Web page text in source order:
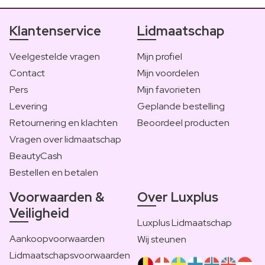
Klantenservice
Veelgestelde vragen
Contact
Pers
Levering
Retournering en klachten
Vragen over lidmaatschap
BeautyCash
Bestellen en betalen
Lidmaatschap
Mijn profiel
Mijn voordelen
Mijn favorieten
Geplande bestelling
Beoordeel producten
Voorwaarden &
Veiligheid
Aankoopvoorwaarden
Lidmaatschapsvoorwaarden
Over Luxplus
Luxplus Lidmaatschap
Wij steunen